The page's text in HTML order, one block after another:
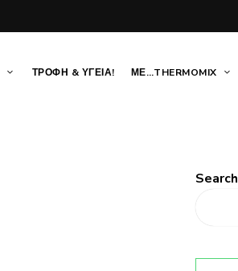
ΤΡΟΦΗ & ΥΓΕΙΑ! ΜΕ…THERMOMIX
Search